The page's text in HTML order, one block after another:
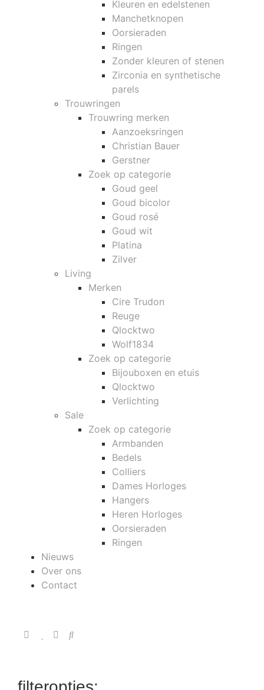
Kleuren en edelstenen
Manchetknopen
Oorsieraden
Ringen
Zonder kleuren of stenen
Zirconia en synthetische
parels
Trouwringen
Trouwring merken
Aanzoeksringen
Christian Bauer
Gerstner
Zoek op categorie
Goud geel
Goud bicolor
Goud rosé
Goud wit
Platina
Zilver
Living
Merken
Cire Trudon
Reuge
Qlocktwo
Wolf1834
Zoek op categorie
Bijouboxen en etuis
Qlocktwo
Verlichting
Sale
Zoek op categorie
Armbanden
Bedels
Colliers
Dames Horloges
Hangers
Heren Horloges
Oorsieraden
Ringen
Nieuws
Over ons
Contact